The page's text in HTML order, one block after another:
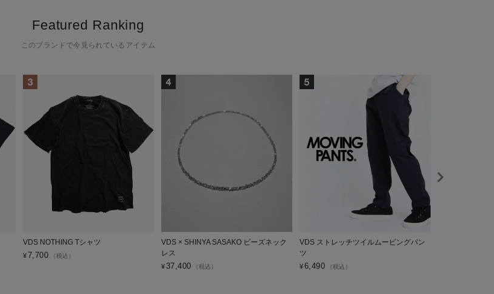
Featured Ranking
このブランドで今見られているアイテム
VDS NOTHING Tシャツ
¥7,700 （税込）
VDS × SHINYA SASAKO ビーズネック
レス
¥ 37,400 （税込）
VDS ストレッチツイルムービングパン
ツ
¥6,490 （税込）